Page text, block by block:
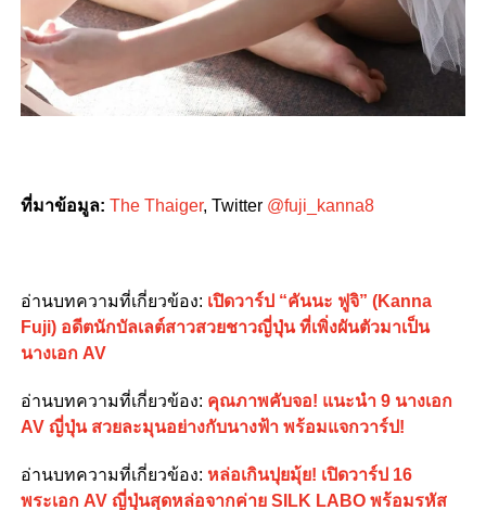
ที่มาข้อมูล: The Thaiger, Twitter @fuji_kanna8
อ่านบทความที่เกี่ยวข้อง: เปิดวาร์ป “คันนะ ฟูจิ” (Kanna
Fuji) อดีตนักบัลเลต์สาวสวยชาวญี่ปุ่น ที่เพิ่งผันตัวมาเป็น
นางเอก AV
อ่านบทความที่เกี่ยวข้อง: คุณภาพคับจอ! แนะนำ 9 นางเอก
AV ญี่ปุ่น สวยละมุนอย่างกับนางฟ้า พร้อมแจกวาร์ป!
อ่านบทความที่เกี่ยวข้อง: หล่อเกินปุยมุ้ย! เปิดวาร์ป 16
พระเอก AV ญี่ปุ่นสุดหล่อจากค่าย SILK LABO พร้อมรหัส